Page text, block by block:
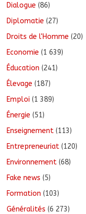
Dialogue (86)
Diplomatie (27)
Droits de l'Homme (20)
Economie (1 639)
Éducation (241)
Élevage (187)
Emploi (1 389)
Énergie (51)
Enseignement (113)
Entrepreneuriat (120)
Environnement (68)
Fake news (5)
Formation (103)
Généralités (6 273)